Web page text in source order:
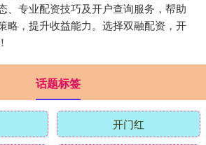
、专业配资技巧及开户查询服务，帮助
略，提升收益能力。选择双融配资，开
话题标签
开门红